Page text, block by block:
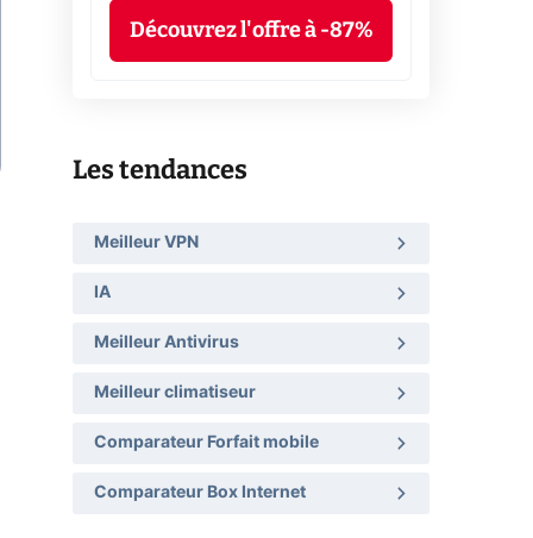
Découvrez l'offre à -87%
Les tendances
Meilleur VPN
IA
Meilleur Antivirus
Meilleur climatiseur
Comparateur Forfait mobile
Comparateur Box Internet